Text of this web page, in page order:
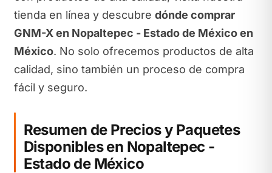
tienda en línea y descubre dónde comprar
GNM-X en Nopaltepec - Estado de México en
México. No solo ofrecemos productos de alta
calidad, sino también un proceso de compra
fácil y seguro.
Resumen de Precios y Paquetes
Disponibles en Nopaltepec -
Estado de México